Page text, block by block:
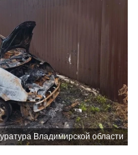
Владимирской области